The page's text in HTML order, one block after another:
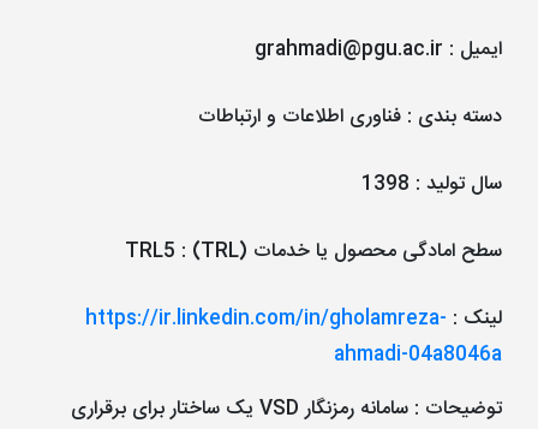
ایمیل :
grahmadi@pgu.ac.ir
دسته بندی : فناوری اطلاعات و ارتباطات
سال تولید :
1398
سطح امادگی محصول یا خدمات (TRL) :
TRL5
لینک :
https://ir.linkedin.com/in/gholamreza-
ahmadi-04a8046a
توضیحات
: سامانه رمزنگار VSD یک ساختار برای برقراری